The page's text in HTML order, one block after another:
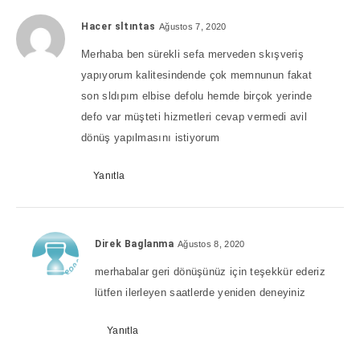
Hacer sltıntas Ağustos 7, 2020
Merhaba ben sürekli sefa merveden skışveriş
yapıyorum kalitesindende çok memnunun fakat
son sldıpım elbise defolu hemde birçok yerinde
defo var müşteti hizmetleri cevap vermedi avil
dönüş yapılmasını istiyorum
Yanıtla
Direk Baglanma Ağustos 8, 2020
merhabalar geri dönüşünüz için teşekkür ederiz
lütfen ilerleyen saatlerde yeniden deneyiniz
Yanıtla